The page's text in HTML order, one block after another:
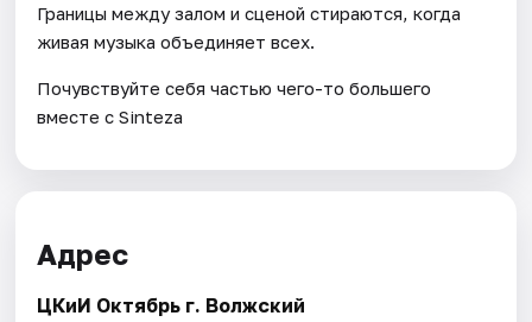
Границы между залом и сценой стираются, когда
живая музыка объединяет всех.
Почувствуйте себя частью чего-то большего
вместе с Sinteza
Адрес
ЦКиИ Октябрь г. Волжский